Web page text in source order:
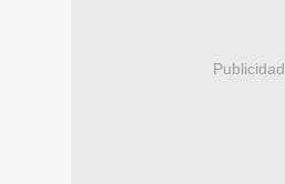
Publicidad